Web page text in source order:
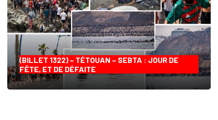
(BILLET 1322) – TÉTOUAN – SEBTA : JOUR DE
FÊTE, ET DE DÉFAITE